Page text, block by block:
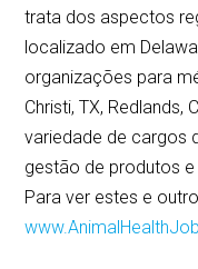
trata dos aspectos
localizado em
organizações para
Christi, TX, Redlands,
variedade de cargos
gestão de produtos
Para ver estes e